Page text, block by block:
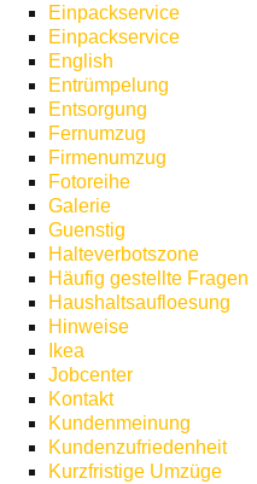
Einpackservice
Einpackservice
English
Entrümpelung
Entsorgung
Fernumzug
Firmenumzug
Fotoreihe
Galerie
Guenstig
Halteverbotszone
Häufig gestellte Fragen
Haushaltsaufloesung
Hinweise
Ikea
Jobcenter
Kontakt
Kundenmeinung
Kundenzufriedenheit
Kurzfristige Umzüge